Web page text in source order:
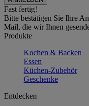
Fast fertig!
Bitte bestätigen Sie Ihre
Mail, die wir Ihnen
Produkte
Kochen & Backen
Essen
Küchen-Zubehör
Geschenke
Entdecken